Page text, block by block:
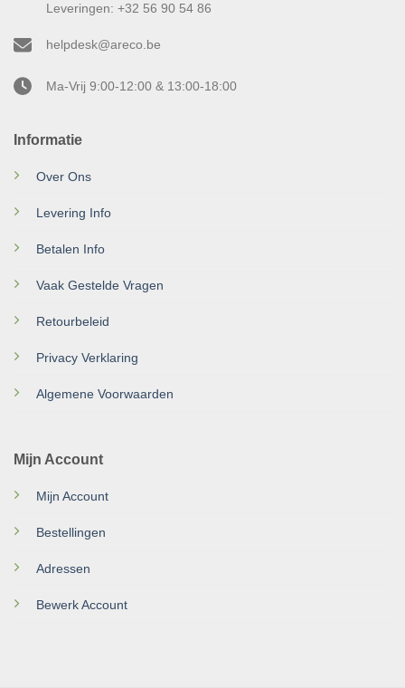
Informatie
Over Ons
Levering Info
Betalen Info
Vaak Gestelde Vragen
Retourbeleid
Privacy Verklaring
Algemene Voorwaarden
Mijn Account
Mijn Account
Bestellingen
Adressen
Bewerk Account
Leveringen: +32 56 90 54 86
helpdesk@areco.be
Ma-Vrij 9:00-12:00 & 13:00-18:00